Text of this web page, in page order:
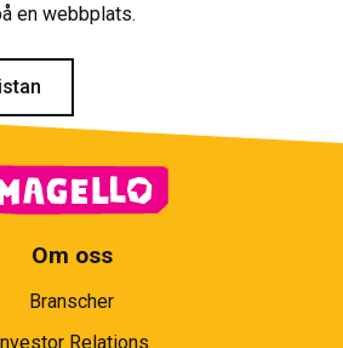
en webbplats.
Om oss
Branscher
Relations